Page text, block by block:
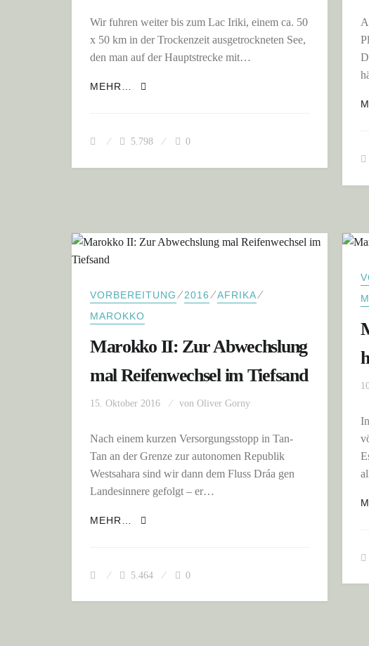
Wir fuhren weiter bis zum Lac Iriki, einem ca. 50
x 50 km in der Trockenzeit ausgetrockneten See,
den man auf der Hauptstrecke mit…
MEHR… MAROKKO II: VON MOFAS UND
5.798 0
VORBEREITUNG ⁄2016 ⁄AFRIKA⁄
MAROKKO
Marokko II: Zur Abwechslung
mal Reifenwechsel im Tiefsand
15. Oktober 2016 von Oliver Gorny
Nach einem kurzen Versorgungsstopp in Tan-
Tan an der Grenze zur autonomen Republik
Westsahara sind wir dann dem Fluss Dráa gen
Landesinnere gefolgt – er…
MEHR… MAROKKO II: ZUR ABWECHSLUNG MAL
5.464 0